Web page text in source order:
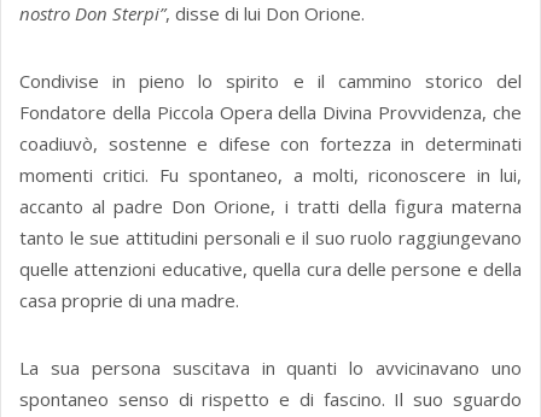
nostro Don Sterpi”, disse di lui Don Orione.
Condivise in pieno lo spirito e il cammino storico del
Fondatore della Piccola Opera della Divina Provvidenza, che
coadiuvò, sostenne e difese con fortezza in determinati
momenti critici. Fu spontaneo, a molti, riconoscere in lui,
accanto al padre Don Orione, i tratti della figura materna
tanto le sue attitudini personali e il suo ruolo raggiungevano
quelle attenzioni educative, quella cura delle persone e della
casa proprie di una madre.
La sua persona suscitava in quanti lo avvicinavano uno
spontaneo senso di rispetto e di fascino. Il suo sguardo